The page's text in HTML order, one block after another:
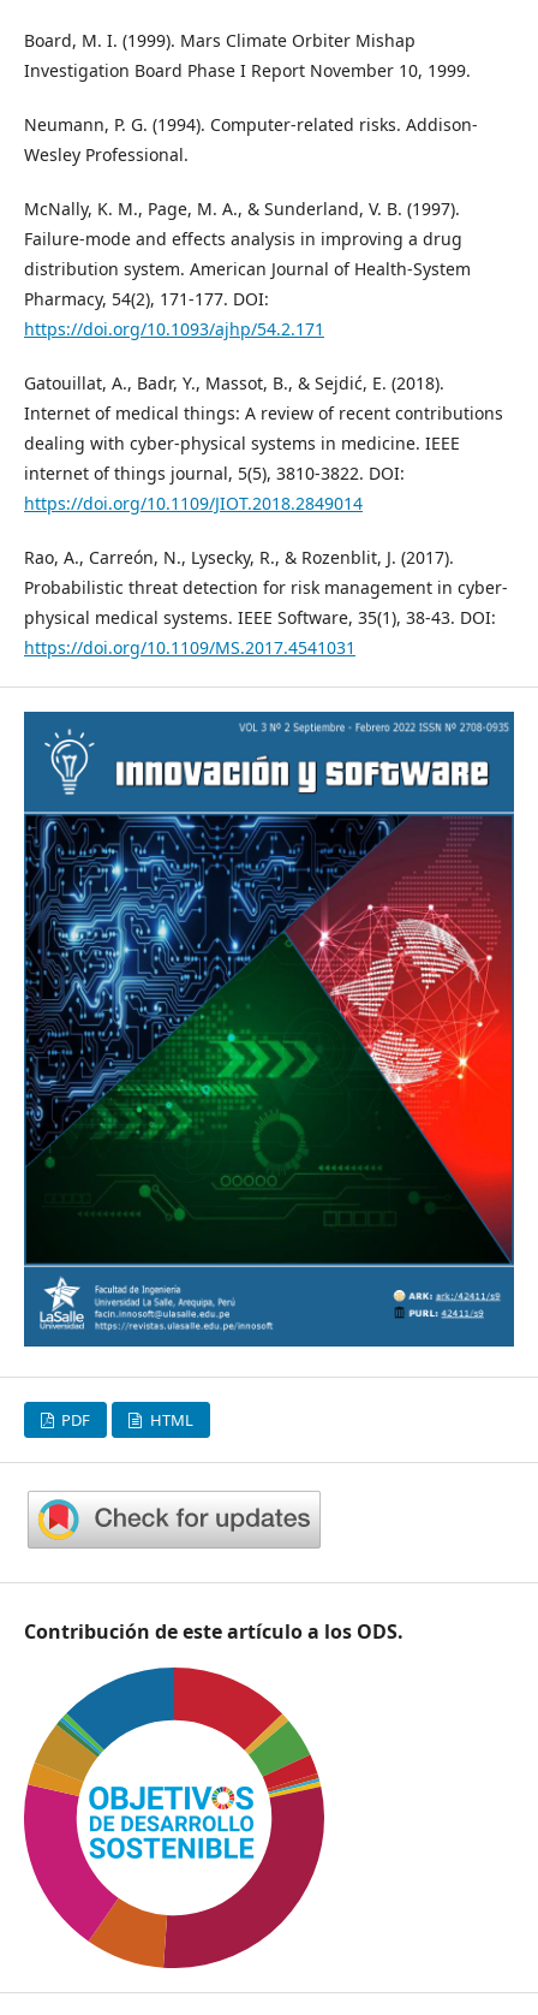
Board, M. I. (1999). Mars Climate Orbiter Mishap
Investigation Board Phase I Report November 10, 1999.
Neumann, P. G. (1994). Computer-related risks. Addison-
Wesley Professional.
McNally, K. M., Page, M. A., & Sunderland, V. B. (1997).
Failure-mode and effects analysis in improving a drug
distribution system. American Journal of Health-System
Pharmacy, 54(2), 171-177. DOI:
https://doi.org/10.1093/ajhp/54.2.171
Gatouillat, A., Badr, Y., Massot, B., & Sejdić, E. (2018).
Internet of medical things: A review of recent contributions
dealing with cyber-physical systems in medicine. IEEE
internet of things journal, 5(5), 3810-3822. DOI:
https://doi.org/10.1109/JIOT.2018.2849014
Rao, A., Carreón, N., Lysecky, R., & Rozenblit, J. (2017).
Probabilistic threat detection for risk management in cyber-
physical medical systems. IEEE Software, 35(1), 38-43. DOI:
https://doi.org/10.1109/MS.2017.4541031
PDF HTML
Contribución de este artículo a los ODS.